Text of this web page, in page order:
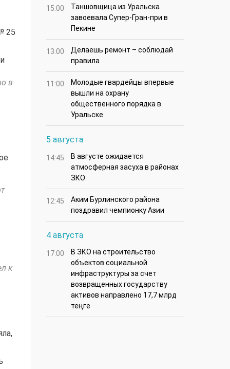
25
в
к
15:00
Таншовщица из Уральска
завоевала Супер-Гран-при в
Пекине
13:00
Делаешь ремонт – соблюдай
правила
11:00
Молодые гвардейцы впервые
вышли на охрану
общественного порядка в
Уральске
5 августа
14:45
В августе ожидается
атмосферная засуха в районах
ЗКО
12:45
Аким Бурлинского района
поздравил чемпионку Азии
4 августа
17:00
В ЗКО на строительство
объектов социальной
инфраструктуры за счет
возвращенных государству
активов направлено 17,7 млрд
теңге